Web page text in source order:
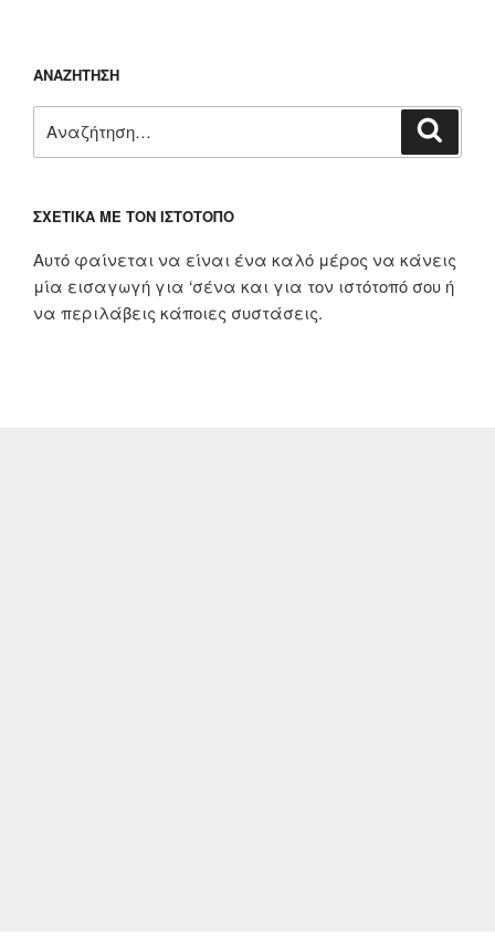
ΑΝΑΖΉΤΗΣΗ
για:
ΣΧΕΤΙΚΆ ΜΕ ΤΟΝ ΙΣΤΌΤΟΠΟ
Αυτό φαίνεται να είναι ένα καλό μέρος να κάνεις
μία εισαγωγή για ‘σένα και για τον ιστότοπό σου ή
να περιλάβεις κάποιες συστάσεις.